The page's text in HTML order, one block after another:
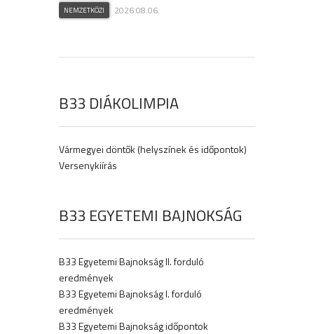
NEMZETKÖZI 2026.08.06.
B33 DIÁKOLIMPIA
Vármegyei döntők (helyszínek és időpontok)
Versenykiírás
B33 EGYETEMI BAJNOKSÁG
B33 Egyetemi Bajnokság II. forduló
eredmények
B33 Egyetemi Bajnokság I. forduló
eredmények
B33 Egyetemi Bajnokság időpontok